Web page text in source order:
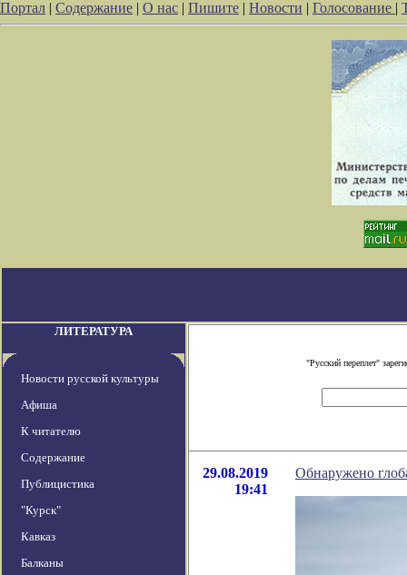
Портал | Содержание | О нас | Пишите | Новости | Голосование |
ЛИТЕРАТУРА
Новости русской культуры
Афиша
К читателю
Содержание
Публицистика
"Курск"
Кавказ
Балканы
"Русский переплет"
29.08.2019
19:41
Обнаружено